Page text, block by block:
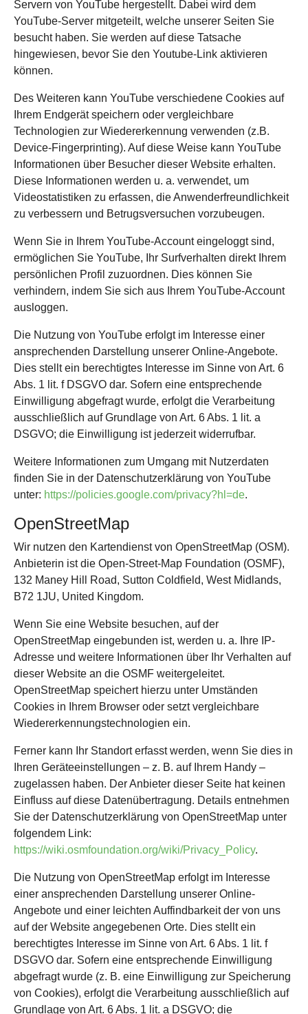
Servern von YouTube hergestellt. Dabei wird dem
YouTube-Server mitgeteilt, welche unserer Seiten Sie
besucht haben. Sie werden auf diese Tatsache
hingewiesen, bevor Sie den Youtube-Link aktivieren
können.
Des Weiteren kann YouTube verschiedene Cookies auf
Ihrem Endgerät speichern oder vergleichbare
Technologien zur Wiedererkennung verwenden (z.B.
Device-Fingerprinting). Auf diese Weise kann YouTube
Informationen über Besucher dieser Website erhalten.
Diese Informationen werden u. a. verwendet, um
Videostatistiken zu erfassen, die Anwenderfreundlichkeit
zu verbessern und Betrugsversuchen vorzubeugen.
Wenn Sie in Ihrem YouTube-Account eingeloggt sind,
ermöglichen Sie YouTube, Ihr Surfverhalten direkt Ihrem
persönlichen Profil zuzuordnen. Dies können Sie
verhindern, indem Sie sich aus Ihrem YouTube-Account
ausloggen.
Die Nutzung von YouTube erfolgt im Interesse einer
ansprechenden Darstellung unserer Online-Angebote.
Dies stellt ein berechtigtes Interesse im Sinne von Art. 6
Abs. 1 lit. f DSGVO dar. Sofern eine entsprechende
Einwilligung abgefragt wurde, erfolgt die Verarbeitung
ausschließlich auf Grundlage von Art. 6 Abs. 1 lit. a
DSGVO; die Einwilligung ist jederzeit widerrufbar.
Weitere Informationen zum Umgang mit Nutzerdaten
finden Sie in der Datenschutzerklärung von YouTube
unter: https://policies.google.com/privacy?hl=de.
OpenStreetMap
Wir nutzen den Kartendienst von OpenStreetMap (OSM).
Anbieterin ist die Open-Street-Map Foundation (OSMF),
132 Maney Hill Road, Sutton Coldfield, West Midlands,
B72 1JU, United Kingdom.
Wenn Sie eine Website besuchen, auf der
OpenStreetMap eingebunden ist, werden u. a. Ihre IP-
Adresse und weitere Informationen über Ihr Verhalten auf
dieser Website an die OSMF weitergeleitet.
OpenStreetMap speichert hierzu unter Umständen
Cookies in Ihrem Browser oder setzt vergleichbare
Wiedererkennungstechnologien ein.
Ferner kann Ihr Standort erfasst werden, wenn Sie dies in
Ihren Geräteeinstellungen – z. B. auf Ihrem Handy –
zugelassen haben. Der Anbieter dieser Seite hat keinen
Einfluss auf diese Datenübertragung. Details entnehmen
Sie der Datenschutzerklärung von OpenStreetMap unter
folgendem Link:
https://wiki.osmfoundation.org/wiki/Privacy_Policy.
Die Nutzung von OpenStreetMap erfolgt im Interesse
einer ansprechenden Darstellung unserer Online-
Angebote und einer leichten Auffindbarkeit der von uns
auf der Website angegebenen Orte. Dies stellt ein
berechtigtes Interesse im Sinne von Art. 6 Abs. 1 lit. f
DSGVO dar. Sofern eine entsprechende Einwilligung
abgefragt wurde (z. B. eine Einwilligung zur Speicherung
von Cookies), erfolgt die Verarbeitung ausschließlich auf
Grundlage von Art. 6 Abs. 1 lit. a DSGVO; die